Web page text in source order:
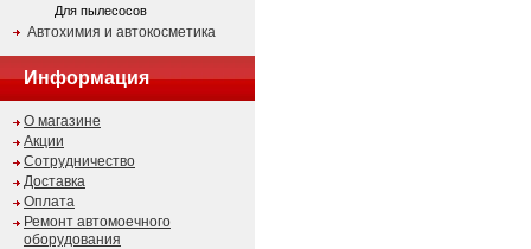
Для пылесосов
Автохимия и автокосметика
Информация
О магазине
Акции
Сотрудничество
Доставка
Оплата
Ремонт автомоечного
оборудования